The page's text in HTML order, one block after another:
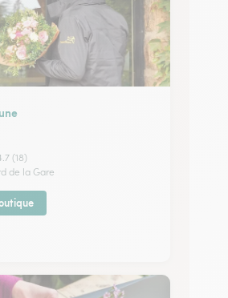
(18)
de la Gare